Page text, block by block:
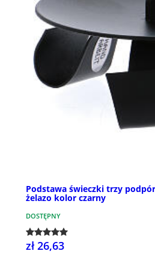
Podstawa świeczki trzy
żelazo kolor czarny
DOSTĘPNY
zł 26,63